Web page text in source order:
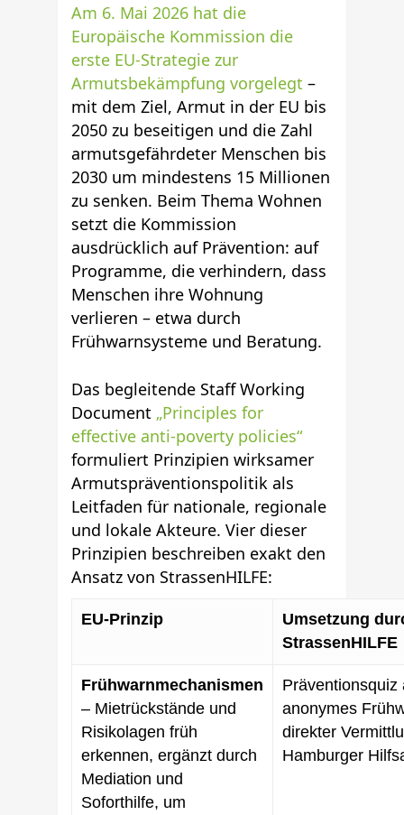
Am 6. Mai 2026 hat die
Europäische Kommission die
erste EU-Strategie zur
Armutsbekämpfung vorgelegt –
mit dem Ziel, Armut in der EU bis
2050 zu beseitigen und die Zahl
armutsgefährdeter Menschen bis
2030 um mindestens 15 Millionen
zu senken. Beim Thema Wohnen
setzt die Kommission
ausdrücklich auf Prävention: auf
Programme, die verhindern, dass
Menschen ihre Wohnung
verlieren – etwa durch
Frühwarnsysteme und Beratung.
Das begleitende Staff Working
Document „Principles for
effective anti-poverty policies“
formuliert Prinzipien wirksamer
Armutspräventionspolitik als
Leitfaden für nationale, regionale
und lokale Akteure. Vier dieser
Prinzipien beschreiben exakt den
Ansatz von StrassenHILFE:
EU-Prinzip
Umsetzung
StrassenHILFE
Frühwarnmechanismen
– Mietrückstände und
Risikolagen früh
erkennen, ergänzt durch
Mediation und
Soforthilfe, um
Präventionsquiz
anonymes
direkter
Hamburger